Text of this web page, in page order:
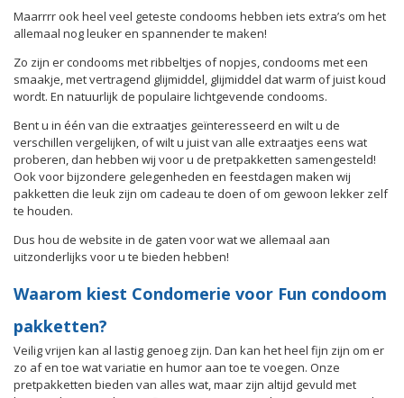
Maarrrr ook heel veel geteste condooms hebben iets extra’s om het
allemaal nog leuker en spannender te maken!
Zo zijn er condooms met ribbeltjes of nopjes, condooms met een
smaakje, met vertragend glijmiddel, glijmiddel dat warm of juist koud
wordt. En natuurlijk de populaire lichtgevende condooms.
Bent u in één van die extraatjes geïnteresseerd en wilt u de
verschillen vergelijken, of wilt u juist van alle extraatjes eens wat
proberen, dan hebben wij voor u de pretpakketten samengesteld!
Ook voor bijzondere gelegenheden en feestdagen maken wij
pakketten die leuk zijn om cadeau te doen of om gewoon lekker zelf
te houden.
Dus hou de website in de gaten voor wat we allemaal aan
uitzonderlijks voor u te bieden hebben!
Waarom kiest Condomerie voor Fun condoom
pakketten?
Veilig vrijen kan al lastig genoeg zijn. Dan kan het heel fijn zijn om er
zo af en toe wat variatie en humor aan toe te voegen. Onze
pretpakketten bieden van alles wat, maar zijn altijd gevuld met